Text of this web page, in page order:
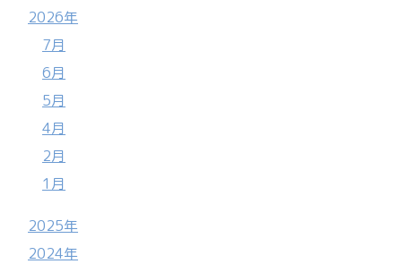
2026年
7月
6月
5月
4月
2月
1月
2025年
2024年